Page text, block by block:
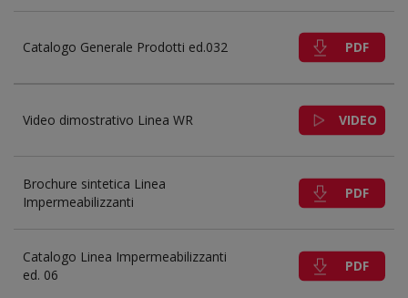
Catalogo Generale Prodotti ed.032 PDF
Video dimostrativo Linea WR VIDEO
Brochure sintetica Linea
Impermeabilizzanti
PDF
Catalogo Linea Impermeabilizzanti
ed. 06
PDF